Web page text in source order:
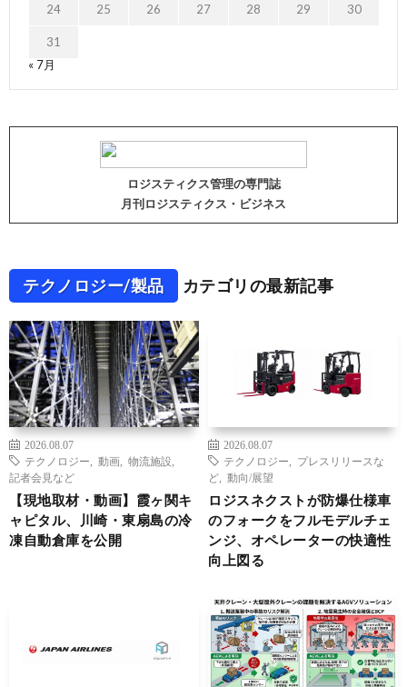
24 25 26 27 28 29 30
31
« 7月
ロジスティクス管理の専門誌
月刊ロジスティクス・ビジネス
テクノロジー/製品 カテゴリの最新記事
2026.08.07
テクノロジー
動画 物流施設
記者会見など
【現地取材・動画】霞ヶ関キ
ャピタル、川崎・東扇島の冷
凍自動倉庫を公開
2026.08.07
テクノロジー
プレスリリースな
ど
動向/展望
ロジスネクストが防爆仕様車
のフォークをフルモデルチェ
ンジ、オペレーターの快適性
向上図る